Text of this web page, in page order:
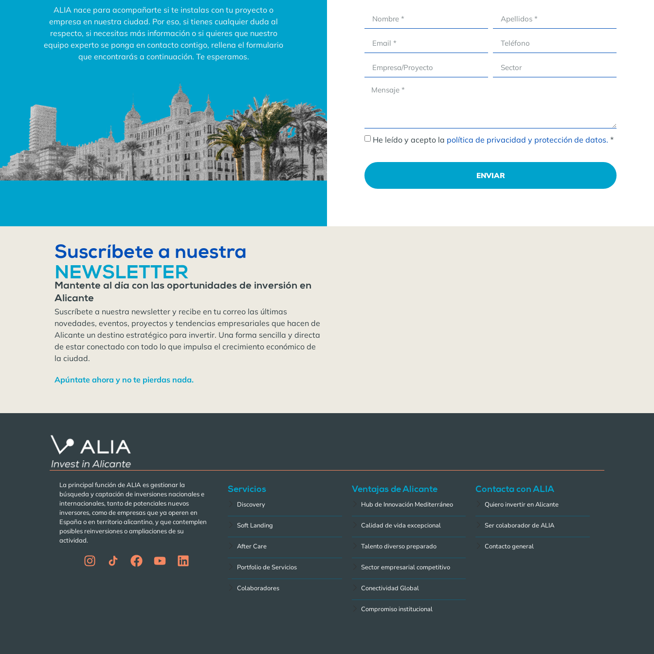
ALIA nace para acompañarte si te instalas con tu proyecto o
empresa en nuestra ciudad. Por eso, si tienes cualquier duda al
respecto, si necesitas más información o si quieres que nuestro
equipo experto se ponga en contacto contigo, rellena el formulario
que encontrarás a continuación. Te esperamos.
He leído y acepto la política de privacidad y protección de datos. *
ENVIAR
Suscríbete a nuestra
NEWSLETTER
Mantente al día con las oportunidades de inversión en
Alicante
Suscríbete a nuestra newsletter y recibe en tu correo las últimas
novedades, eventos, proyectos y tendencias empresariales que hacen de
Alicante un destino estratégico para invertir. Una forma sencilla y directa
de estar conectado con todo lo que impulsa el crecimiento económico de
la ciudad.
Apúntate ahora y no te pierdas nada.
La principal función de ALIA es gestionar la
búsqueda y captación de inversiones nacionales e
internacionales, tanto de potenciales nuevos
inversores, como de empresas que ya operen en
España o en territorio alicantino, y que contemplen
posibles reinversiones o ampliaciones de su
actividad.
Servicios
Discovery
Soft Landing
After Care
Portfolio de Servicios
Colaboradores
Ventajas de Alicante
Hub de Innovación Mediterráneo
Calidad de vida excepcional
Talento diverso preparado
Sector empresarial competitivo
Conectividad Global
Compromiso institucional
Contacta con ALIA
Quiero invertir en Alicante
Ser colaborador de ALIA
Contacto general